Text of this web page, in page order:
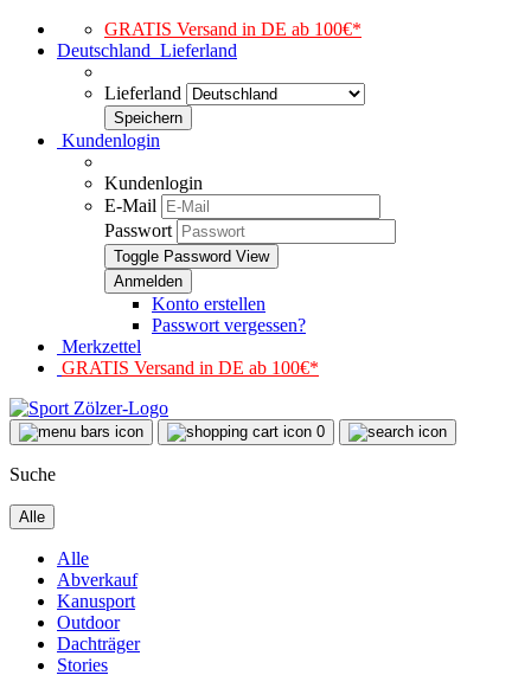
GRATIS Versand in DE ab 100€*
Deutschland Lieferland
Lieferland
Kundenlogin
Kundenlogin
E-Mail
Passwort
Toggle Password View
Konto erstellen
Passwort vergessen?
Merkzettel
GRATIS Versand in DE ab 100€*
0
Suche
Alle
Alle
Abverkauf
Kanusport
Outdoor
Dachträger
Stories